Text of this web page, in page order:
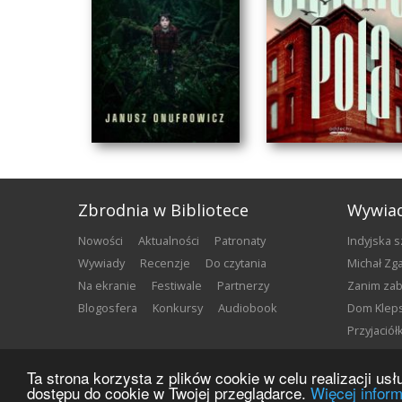
Ta strona korzysta z plików cookie w celu realizacji
dostępu do cookie w Twojej przeglądarce. Więcej
Janusz Onufrowicz Klaudiusz Szymańczak
Zbrodnia w Bibliotece
nowości aktualności
patronaty
wywiady
recenzje
do czytania
na ekranie
festiwale
partnerzy
blogosfera
konkursy audiobook
Indyjska
Michał
Zanim
Dom
Copyright ©2026Zbrodnia w Bibliotece